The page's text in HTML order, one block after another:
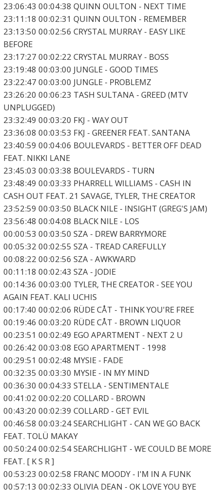
23:06:43 00:04:38 QUINN OULTON - NEXT TIME
23:11:18 00:02:31 QUINN OULTON - REMEMBER
23:13:50 00:02:56 CRYSTAL MURRAY - EASY LIKE
BEFORE
23:17:27 00:02:22 CRYSTAL MURRAY - BOSS
23:19:48 00:03:00 JUNGLE - GOOD TIMES
23:22:47 00:03:00 JUNGLE - PROBLEMZ
23:26:20 00:06:23 TASH SULTANA - GREED (MTV
UNPLUGGED)
23:32:49 00:03:20 FKJ - WAY OUT
23:36:08 00:03:53 FKJ - GREENER FEAT. SANTANA
23:40:59 00:04:06 BOULEVARDS - BETTER OFF DEAD
FEAT. NIKKI LANE
23:45:03 00:03:38 BOULEVARDS - TURN
23:48:49 00:03:33 PHARRELL WILLIAMS - CASH IN
CASH OUT FEAT. 21 SAVAGE, TYLER, THE CREATOR
23:52:59 00:03:50 BLACK NILE - INSIGHT (GREG'S JAM)
23:56:48 00:04:08 BLACK NILE - LOS
00:00:53 00:03:50 SZA - DREW BARRYMORE
00:05:32 00:02:55 SZA - TREAD CAREFULLY
00:08:22 00:02:56 SZA - AWKWARD
00:11:18 00:02:43 SZA - JODIE
00:14:36 00:03:00 TYLER, THE CREATOR - SEE YOU
AGAIN FEAT. KALI UCHIS
00:17:40 00:02:06 RÜDE CÅT - THINK YOU'RE FREE
00:19:46 00:03:20 RÜDE CÅT - BROWN LIQUOR
00:23:51 00:02:49 EGO APARTMENT - NEXT 2 U
00:26:42 00:03:08 EGO APARTMENT - 1998
00:29:51 00:02:48 MYSIE - FADE
00:32:35 00:03:30 MYSIE - IN MY MIND
00:36:30 00:04:33 STELLA - SENTIMENTALE
00:41:02 00:02:20 COLLARD - BROWN
00:43:20 00:02:39 COLLARD - GET EVIL
00:46:58 00:03:24 SEARCHLIGHT - CAN WE GO BACK
FEAT. TOLÜ MAKAY
00:50:24 00:02:54 SEARCHLIGHT - WE COULD BE MORE
FEAT. [ K S R ]
00:53:23 00:02:58 FRANC MOODY - I'M IN A FUNK
00:57:13 00:02:33 OLIVIA DEAN - OK LOVE YOU BYE